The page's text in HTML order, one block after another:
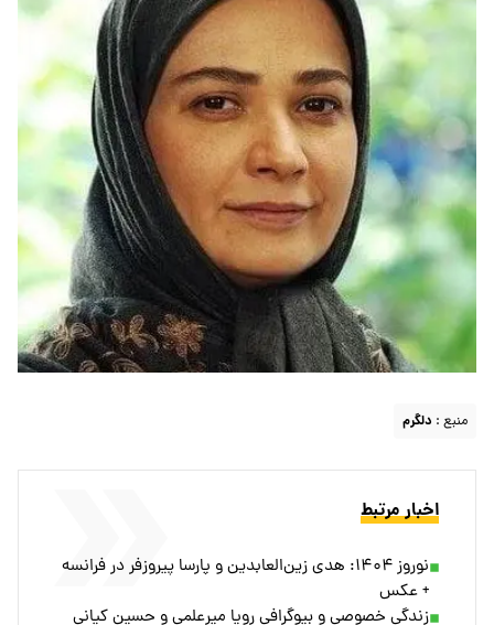
منبع : دلگرم
اخبار مرتبط
نوروز ۱۴۰۴: هدی زین‌العابدین و پارسا پیروزفر در فرانسه
+ عکس
زندگی خصوصی و بیوگرافی رویا میرعلمی و حسین کیانی